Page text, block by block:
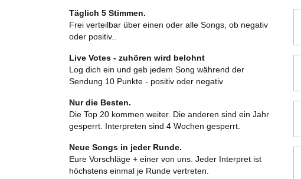
Täglich 5 Stimmen.
Frei verteilbar über einen oder alle Songs, ob negativ
oder positiv..
Live Votes - zuhören wird belohnt
Log dich ein und geb jedem Song während der
Sendung 10 Punkte - positiv oder negativ
Nur die Besten.
Die Top 20 kommen weiter. Die anderen sind ein Jahr
gesperrt. Interpreten sind 4 Wochen gesperrt.
Neue Songs in jeder Runde.
Eure Vorschläge + einer von uns. Jeder Interpret ist
höchstens einmal je Runde vertreten.